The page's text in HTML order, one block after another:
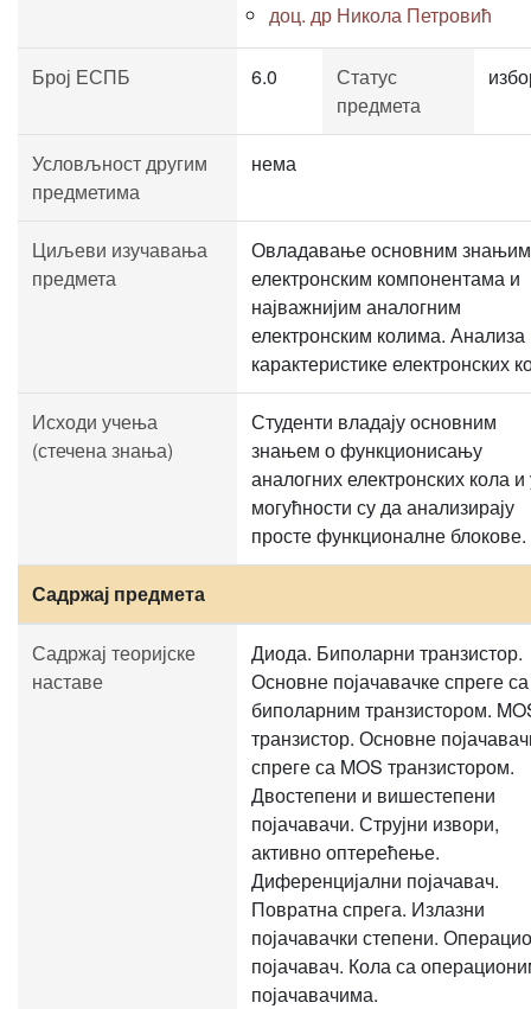
доц. др Никола Петровић
Број ЕСПБ 6.0
Статус
предмета
Условљност другим
предметима
нема
Циљеви изучавања
предмета
Овладавање основним
електронским компонентама и
најважнијим аналогним
електронским колима. Анализа
карактеристике електронских
Исходи учења
(стечена знања)
Студенти владају основним
знањем о функционисању
аналогних електронских кола и
могућности су да анализирају
просте функционалне блокове.
Садржај предмета
Садржај теоријске
наставе
Диода. Биполарни транзистор.
Основне појачавачке спреге са
биполарним транзистором.
транзистор. Основне
спреге са MOS транзистором.
Двостепени и вишестепени
појачавачи. Струјни извори,
активно оптерећење.
Диференцијални појачавач.
Повратна спрега. Излазни
појачавачки степени.
појачавач. Кола са
појачавачима.